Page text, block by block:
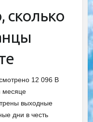
сколько
12 096 В
месяце
выходные
дни в честь